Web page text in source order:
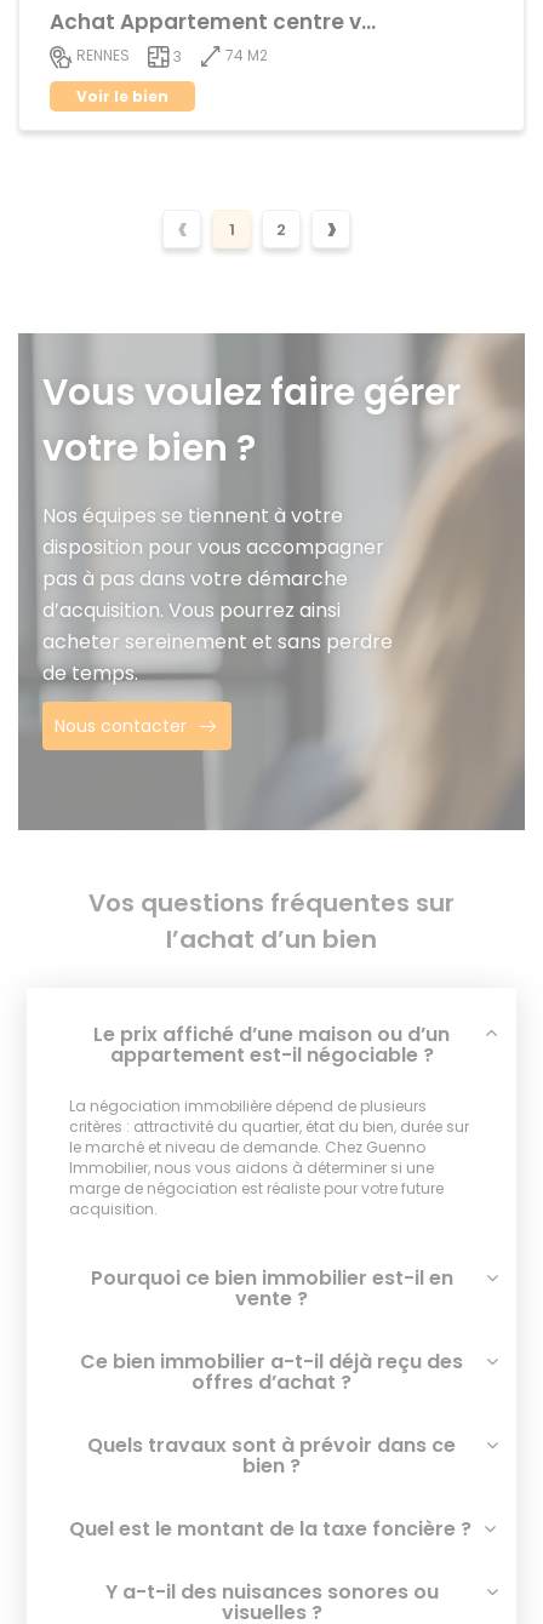
Achat Appartement centre ville
RENNES 3
74 M2
Voir le bien
‹ 1 2 ›
Vous voulez faire gérer
votre bien ?
Nos équipes se tiennent à votre
disposition pour vous accompagner
pas à pas dans votre démarche
d’acquisition. Vous pourrez ainsi
acheter sereinement et sans perdre
de temps.
Nous contacter
Vos questions fréquentes sur
l’achat d’un bien
Le prix affiché d’une maison ou d’un
appartement est-il négociable ?
La négociation immobilière dépend de plusieurs
critères : attractivité du quartier, état du bien, durée sur
le marché et niveau de demande. Chez Guenno
Immobilier, nous vous aidons à déterminer si une
marge de négociation est réaliste pour votre future
acquisition.
Pourquoi ce bien immobilier est-il en
vente ?
Ce bien immobilier a-t-il déjà reçu des
offres d’achat ?
Quels travaux sont à prévoir dans ce
bien ?
Quel est le montant de la taxe foncière ?
Y a-t-il des nuisances sonores ou
visuelles ?